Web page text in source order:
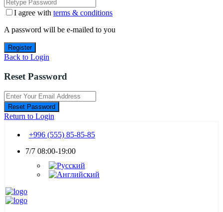
I agree with terms & conditions
A password will be e-mailed to you
Register
Back to Login
Reset Password
Reset Password
Return to Login
+996 (555) 85-85-85
7/7 08:00-19:00